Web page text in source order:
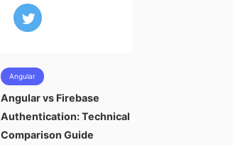
Angular
Angular vs Firebase
Authentication: Technical
Comparison Guide